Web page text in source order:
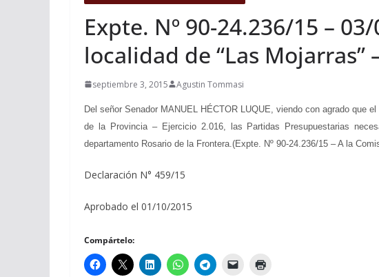
Expte. Nº 90-24.236/15 –
localidad de “Las Mojarras”
septiembre 3, 2015 Agustin Tommasi
Del señor Senador MANUEL HÉCTOR LUQUE, viendo con agrado
de la Provincia – Ejercicio 2.016, las Partidas Presupuestarias
departamento Rosario de la Frontera.(Expte. Nº 90-24.236/15 – A la
Declaración N° 459/15
Aprobado el 01/10/2015
Compártelo: